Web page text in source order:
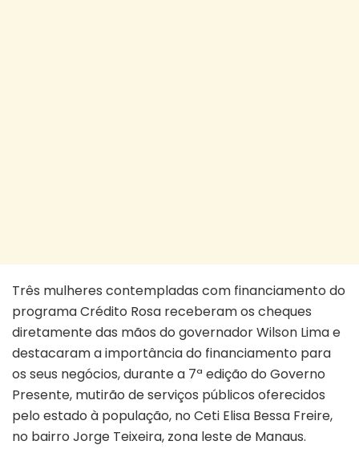
Três mulheres contempladas com financiamento do
programa Crédito Rosa receberam os cheques
diretamente das mãos do governador Wilson Lima e
destacaram a importância do financiamento para
os seus negócios, durante a 7ª edição do Governo
Presente, mutirão de serviços públicos oferecidos
pelo estado à população, no Ceti Elisa Bessa Freire,
no bairro Jorge Teixeira, zona leste de Manaus.